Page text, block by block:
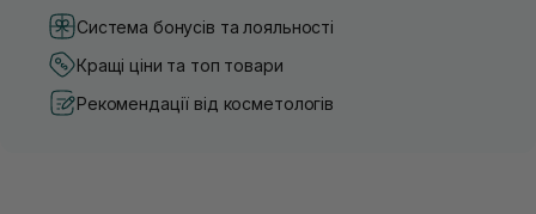
Система бонусів та лояльності
Кращі ціни та топ товари
Рекомендації від косметологів